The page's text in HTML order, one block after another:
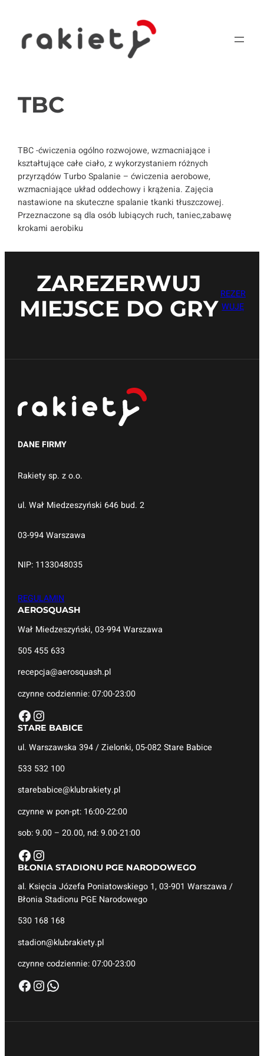
treści
TBC
TBC -ćwiczenia ogólno rozwojowe, wzmacniające i
kształtujące całe ciało, z wykorzystaniem różnych
przyrządów Turbo Spalanie – ćwiczenia aerobowe,
wzmacniające układ oddechowy i krążenia. Zajęcia
nastawione na skuteczne spalanie tkanki tłuszczowej.
Przeznaczone są dla osób lubiących ruch, taniec,zabawę
krokami aerobiku
ZAREZERWUJ
MIEJSCE DO GRY
REZER
WUJĘ
DANE FIRMY
Rakiety sp. z o.o.
ul. Wał Miedzeszyński 646 bud. 2
03-994 Warszawa
NIP: 1133048035
REGULAMIN
AEROSQUASH
Wał Miedzeszyński, 03-994 Warszawa
505 455 633
recepcja@aerosquash.pl
czynne codziennie: 07:00-23:00
Facebook Instagram
STARE BABICE
ul. Warszawska 394 / Zielonki, 05-082 Stare Babice
533 532 100
starebabice@klubrakiety.pl
czynne w pon-pt: 16:00-22:00
sob: 9.00 – 20.00, nd: 9.00-21:00
Facebook Instagram
BŁONIA STADIONU PGE NARODOWEGO
al. Księcia Józefa Poniatowskiego 1, 03-901 Warszawa /
Błonia Stadionu PGE Narodowego
530 168 168
stadion@klubrakiety.pl
czynne codziennie: 07:00-23:00
Facebook InstagramWhatsApp